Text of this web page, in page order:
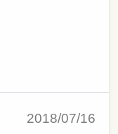
2018/07/16